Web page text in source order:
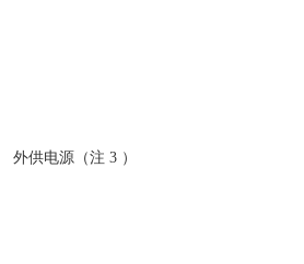
外供电源（注 3 ）